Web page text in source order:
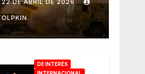
22 DE ABRIL DE 2026
DE INTERÉS